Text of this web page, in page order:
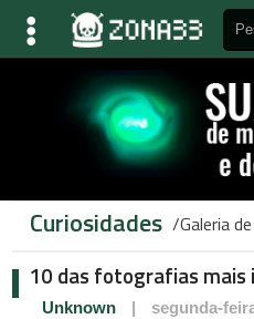
Curiosidades Galeria
10 das fotografias
Unknown segunda-